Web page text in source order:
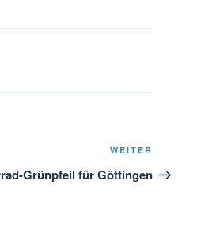
Beitrag
WEITER
Grünpfeil für Göttingen